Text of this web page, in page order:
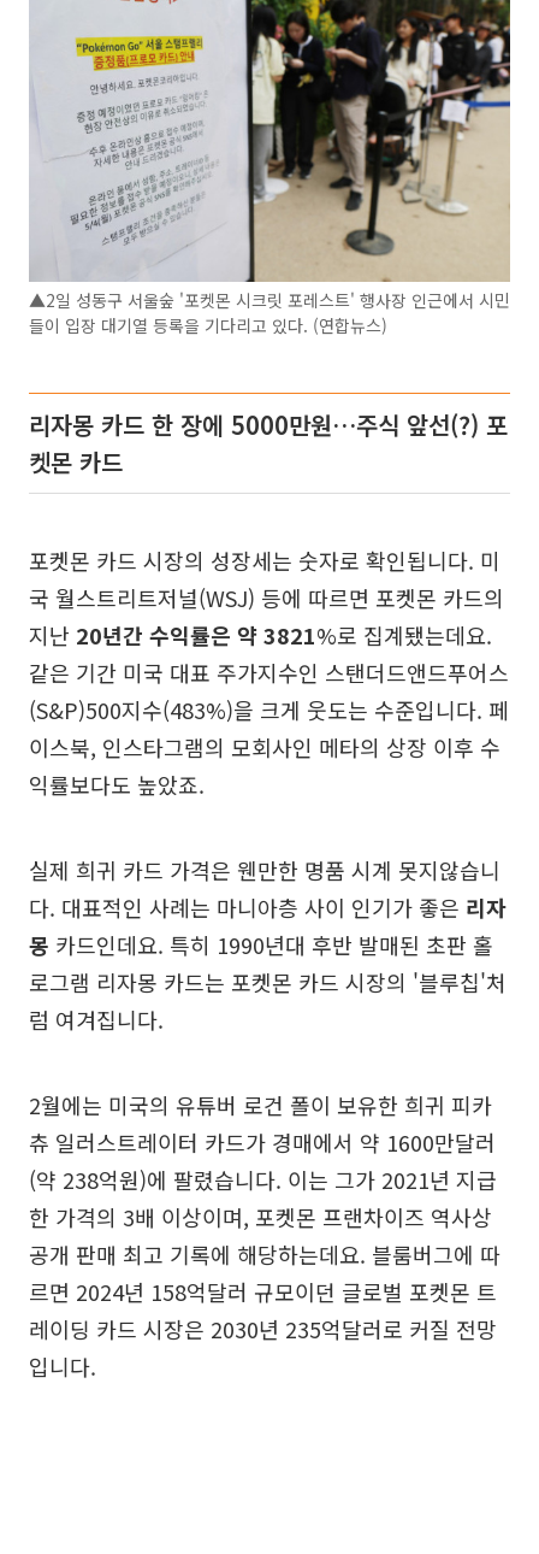
▲2일 성동구 서울숲 '포켓몬 시크릿 포레스트' 행사장 인근에서 시민
들이 입장 대기열 등록을 기다리고 있다. (연합뉴스)
리자몽 카드 한 장에 5000만원…주식 앞선(?) 포
켓몬 카드
포켓몬 카드 시장의 성장세는 숫자로 확인됩니다. 미
국 월스트리트저널(WSJ) 등에 따르면 포켓몬 카드의
지난 20년간 수익률은 약 3821%로 집계됐는데요.
같은 기간 미국 대표 주가지수인 스탠더드앤드푸어스
(S&P)500지수(483%)을 크게 웃도는 수준입니다. 페
이스북, 인스타그램의 모회사인 메타의 상장 이후 수
익률보다도 높았죠.
실제 희귀 카드 가격은 웬만한 명품 시계 못지않습니
다. 대표적인 사례는 마니아층 사이 인기가 좋은 리자
몽 카드인데요. 특히 1990년대 후반 발매된 초판 홀
로그램 리자몽 카드는 포켓몬 카드 시장의 '블루칩'처
럼 여겨집니다.
2월에는 미국의 유튜버 로건 폴이 보유한 희귀 피카
츄 일러스트레이터 카드가 경매에서 약 1600만달러
(약 238억원)에 팔렸습니다. 이는 그가 2021년 지급
한 가격의 3배 이상이며, 포켓몬 프랜차이즈 역사상
공개 판매 최고 기록에 해당하는데요. 블룸버그에 따
르면 2024년 158억달러 규모이던 글로벌 포켓몬 트
레이딩 카드 시장은 2030년 235억달러로 커질 전망
입니다.